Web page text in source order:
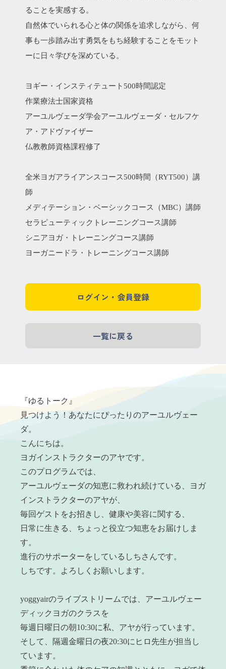
ることを実感する。
自然体でいられる心と体の関係を追求しながら、何
事も一歩踏み出す勇気をもち経験することをモット
ーに日々学びを深めている。
ヨギー・インスティテュート500時間認定
作業療法士国家資格
アーユルヴェーダ学会アーユルヴェーダ・セルフケ
ア・アドヴァイザー
仏教教師資格課程修了
全米ヨガアライアンスコース500時間（RYT500）講
師
メディテーション・ベーシックコース（MBC）講師
セラピューティックトレーニングコース講師
シニアヨガ・トレーニングコース講師
ヨーガニードラ・トレーニングコース講師
ログイン・会員登録
一覧に戻る
『ゆるトーク』
見つけよう！あなたにぴったりのアーユルヴェー
ダ。
こんにちは。
ヨガインストラクターのアヤです。
このプログラムでは、
アーユルヴェーダの知恵に救われ続けている、ヨガ
インストラクターのアヤが、
毎回ゲストをお招きし、健康や美容に関する、
日常に生きる、ちょっと役立つ知恵をお届けしま
す。
進行のサポーターをしているしちさんです。
しちです。よろしくお願いします。
yoggyairのライブストリームでは、アーユルヴェー
ディックヨガのクラスを
毎週日曜日の朝10:30に私、アヤが行っています。
そして、隔週金曜日の夜20:30にヒロ先生が担当し
ています。